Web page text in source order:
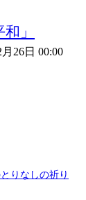
」
月26日 00:00
りなしの祈り